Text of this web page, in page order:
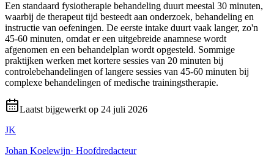
Een standaard fysiotherapie behandeling duurt meestal 30 minuten,
waarbij de therapeut tijd besteedt aan onderzoek, behandeling en
instructie van oefeningen. De eerste intake duurt vaak langer, zo'n
45-60 minuten, omdat er een uitgebreide anamnese wordt
afgenomen en een behandelplan wordt opgesteld. Sommige
praktijken werken met kortere sessies van 20 minuten bij
controlebehandelingen of langere sessies van 45-60 minuten bij
complexe behandelingen of medische trainingstherapie.
Laatst bijgewerkt op 24 juli 2026
JK
Johan Koelewijn· Hoofdredacteur